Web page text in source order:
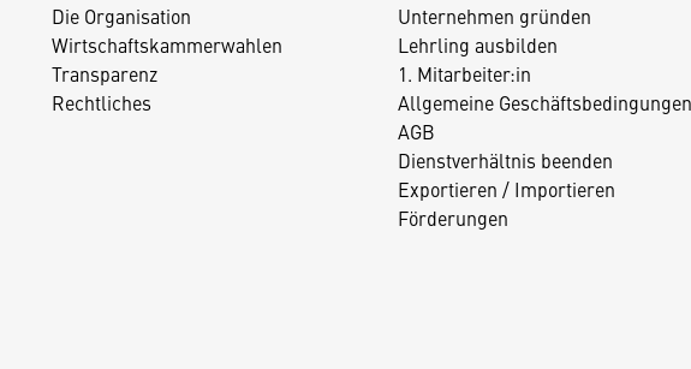
Die Organisation
Wirtschaftskammerwahlen
Transparenz
Rechtliches
Unternehmen gründen
Lehrling ausbilden
1. Mitarbeiter:in
Allgemeine
AGB
Dienstverhältnis beenden
Exportieren / Importieren
Förderungen